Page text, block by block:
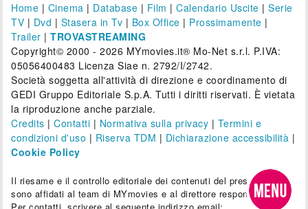
Home | Cinema | Database | Film |Calendario Uscite |Serie
TV | Dvd | Stasera in Tv | Box Office | Prossimamente |
Trailer |TROVASTREAMING
Copyright© 2000 - 2026 MYmovies.it® Mo-Net s.r.l. P.IVA:
05056400483 Licenza Siae n. 2792/I/2742.
Società soggetta all'attività di direzione e coordinamento di
GEDI Gruppo Editoriale S.p.A. Tutti i diritti riservati. È vietata
la riproduzione anche parziale.
Credits |Contatti | Normativa sulla privacy | Termini e
condizioni d'uso | Riserva TDM | Dichiarazione accessibilità |
Cookie Policy
Il riesame e il controllo editoriale dei contenuti del presente sito
sono affidati al team di MYmovies e al direttore responsabile.